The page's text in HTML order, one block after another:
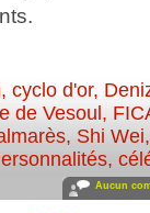
, cyclo d'or,
de Vesoul ,
, Shi Wei
Aucun